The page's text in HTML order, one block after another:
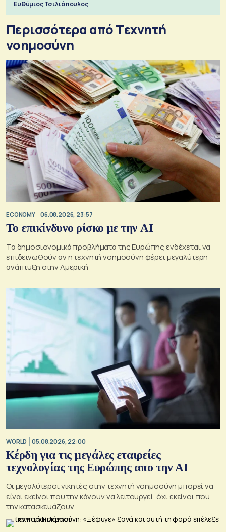
Ευθύμιος Τσιλιόπουλος
Περισσότερα από Tεχνητή
νοημοσύνη
ECONOMY 06.08.2026, 23:57
Το επικίνδυνο ρίσκο με την ΑΙ
Τα δημοσιονομικά προβλήματα της Ευρώπης ενδέχεται να
επιδεινωθούν αν η τεχνητή νοημοσύνη φέρει μεγαλύτερη
ανάπτυξη στην Αμερική
WORLD 05.08.2026, 22:00
Κέρδη για τις μεγάλες εταιρείες
τεχνολογίας της Ευρώπης απο την AI
Οι μεγαλύτεροι νικητές στην τεχνητή νοημοσύνη μπορεί να
είναι εκείνοι που την κάνουν να λειτουργεί, όχι εκείνοι που
την κατασκευάζουν